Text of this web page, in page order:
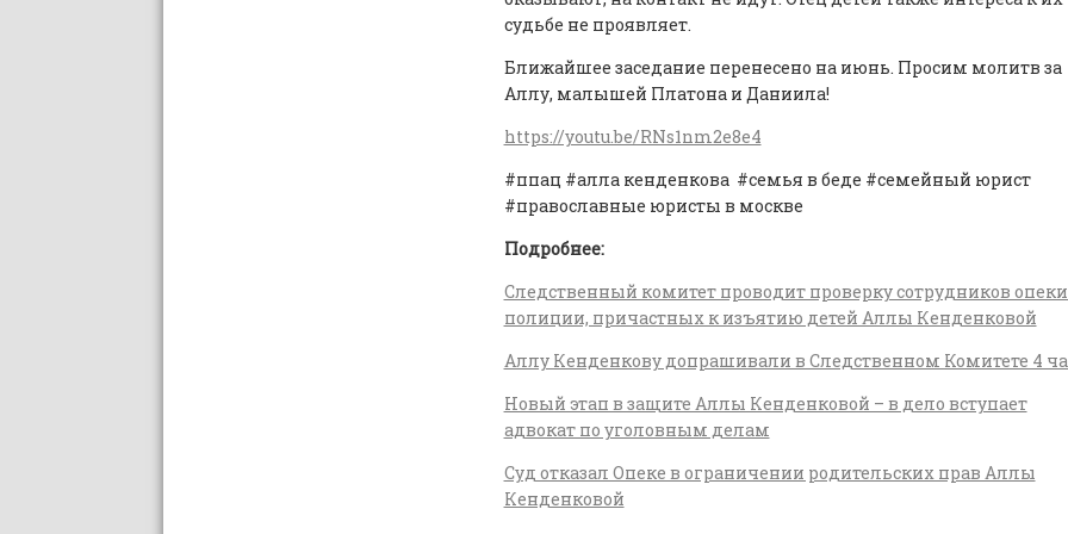
судьбе не проявляет.
Ближайшее заседание перенесено на июнь. Просим молитв за
Аллу, малышей Платона и Даниила!
https://youtu.be/RNs1nm2e8e4
#ппац #алла кенденкова #семья в беде #семейный юрист
#православные юристы в москве
Подробнее:
Следственный комитет проводит проверку сотрудников
полиции, причастных к изъятию детей Аллы Кенденковой
Аллу Кенденкову допрашивали в Следственном Комитете 4
Новый этап в защите Аллы Кенденковой – в дело вступает
адвокат по уголовным делам
Суд отказал Опеке в ограничении родительских прав Аллы
Кенденковой